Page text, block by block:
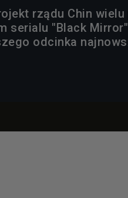
rządu Chin
serialu "Black
odcinka